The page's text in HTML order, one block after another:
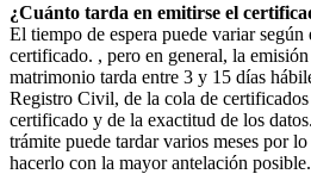
¿Cuánto tarda en emitirse el
El tiempo de espera puede variar
certificado. , pero en general, la
matrimonio tarda entre 3 y 15 días
Registro Civil, de la cola de certificados
certificado y de la exactitud de los
trámite puede tardar varios meses por
hacerlo con la mayor antelación posible.